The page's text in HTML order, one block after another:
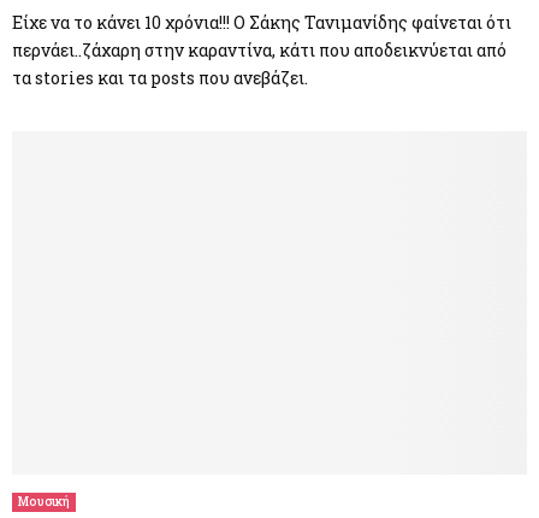
Είχε να το κάνει 10 χρόνια!!! Ο Σάκης Τανιμανίδης φαίνεται ότι
περνάει..ζάχαρη στην καραντίνα, κάτι που αποδεικνύεται από
τα stories και τα posts που ανεβάζει.
Μουσική